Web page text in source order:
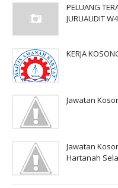
PELUANG
JURUAUDIT
KERJA
Jawatan
Jawatan
Hartanah